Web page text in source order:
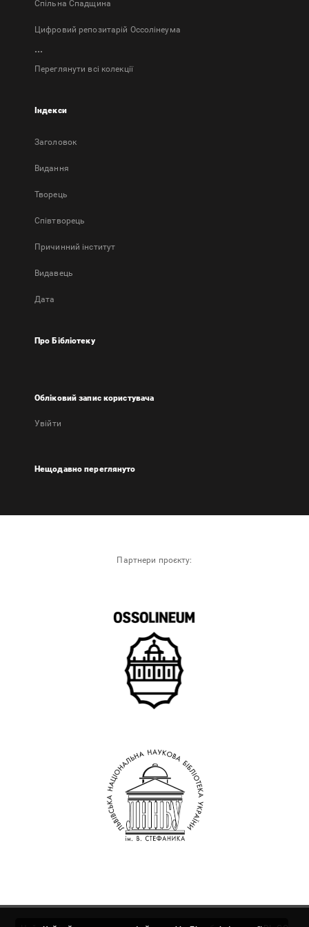
Спільна Спадщина
Цифровий репозитарій Оссолінеума
...
Переглянути всі колекції
Індекси
Заголовок
Bидання
Творець
Співтворець
Причинний інститут
Видавець
Дата
Про Бібліотеку
Обліковий запис користувача
Увійти
Нещодавно переглянуто
Партнери проєкту: